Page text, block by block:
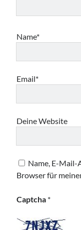
Name*
Email*
Deine Website
Name, E-Mail-
Browser für
Captcha *